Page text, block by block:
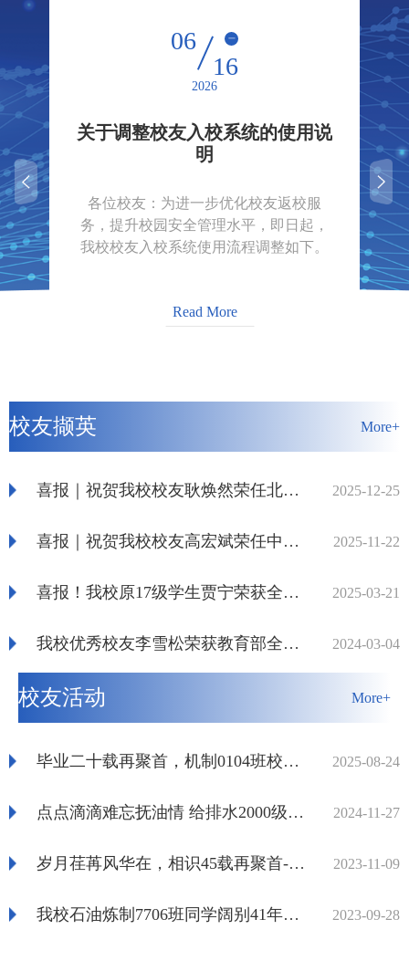
06
16
一
2026
关于调整校友入校系统的使用说
明
各位校友：为进一步优化校友返校服
务，提升校园安全管理水平，即日起，
我校校友入校系统使用流程调整如下。
码（二维码附后）进入“辽宁石油化工大
证。二、注意事项1.入校时使用微信扫
描门卫出示的识别码进行核验身份信
Read More
校友撷英 More+
2025-12-25
喜报｜祝贺我校校友耿焕然荣任北京燕华工程建设有限公司董事长、总经理
2025-11-22
喜报｜祝贺我校校友高宏斌荣任中国钢研科技集团有限公司党委书记、董事长
2025-03-21
喜报！我校原17级学生贾宁荣获全军一等奖，三级表彰
2024-03-04
我校优秀校友李雪松荣获教育部全国高校思政课教学展示活动“特等奖”
校友活动 More+
2025-08-24
毕业二十载再聚首，机制0104班校友携“准新生”重返母校：忆芳华，续传承
2024-11-27
点点滴滴难忘抚油情 给排水2000级毕业20周年荣归母校
2023-11-09
岁月荏苒风华在，相识45载再聚首--石油分析7801班校友荣归母校
2023-09-28
我校石油炼制7706班同学阔别41年重聚母校